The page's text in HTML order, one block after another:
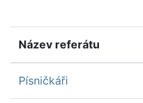
Název referátu
Písničkáři